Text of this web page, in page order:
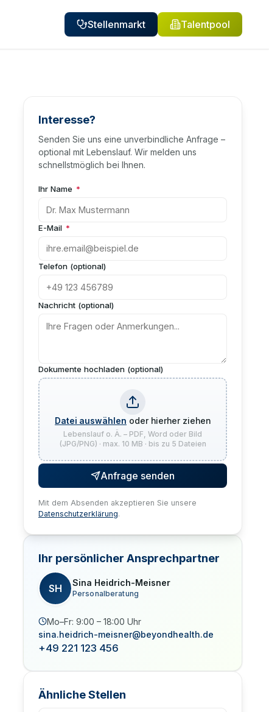
Stellenmarkt Talentpool
Interesse?
Senden Sie uns eine unverbindliche Anfrage –
optional mit Lebenslauf. Wir melden uns
schnellstmöglich bei Ihnen.
Ihr Name *
E-Mail *
Telefon (optional)
Nachricht (optional)
Dokumente hochladen (optional)
Datei auswählen oder hierher ziehen
Lebenslauf o. Ä. – PDF, Word oder Bild
(JPG/PNG) · max. 10 MB · bis zu 5 Dateien
Anfrage senden
Mit dem Absenden akzeptieren Sie unsere
Datenschutzerklärung.
Ihr persönlicher Ansprechpartner
SH Sina Heidrich-Meisner
Personalberatung
Mo–Fr: 9:00 – 18:00 Uhr
sina.heidrich-meisner@beyondhealth.de
+49 221 123 456
Ähnliche Stellen